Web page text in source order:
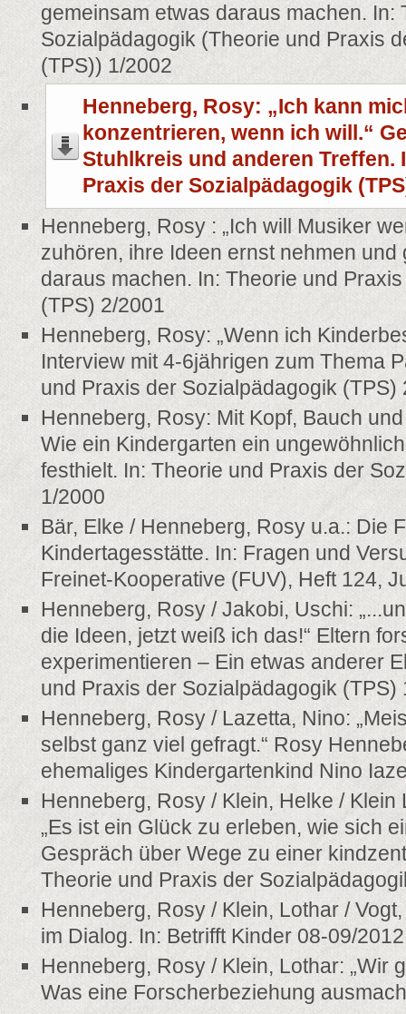
gemeinsam etwas daraus machen. In:
Sozialpädagogik (Theorie und Praxis
(TPS)) 1/2002
Henneberg, Rosy: „Ich kann
konzentrieren, wenn ich will.“
Stuhlkreis und anderen Treffen.
Praxis der Sozialpädagogik
Henneberg, Rosy : „Ich will Musiker
zuhören, ihre Ideen ernst nehmen und
daraus machen. In: Theorie und
(TPS) 2/2001
Henneberg, Rosy: „Wenn ich
Interview mit 4-6jährigen zum Thema
und Praxis der Sozialpädagogik (TPS)
Henneberg, Rosy: Mit Kopf, Bauch
Wie ein Kindergarten ein
festhielt. In: Theorie und Praxis der
1/2000
Bär, Elke / Henneberg, Rosy u.a.: Die
Kindertagesstätte. In: Fragen und
Freinet-Kooperative (FUV), Heft 124,
Henneberg, Rosy / Jakobi, Uschi:
die Ideen, jetzt weiß ich das!“ Eltern
experimentieren – Ein etwas anderer
und Praxis der Sozialpädagogik (TPS)
Henneberg, Rosy / Lazetta, Nino:
selbst ganz viel gefragt.“ Rosy
ehemaliges Kindergartenkind Nino
Henneberg, Rosy / Klein, Helke / Klein
„Es ist ein Glück zu erleben, wie sich
Gespräch über Wege zu einer
Theorie und Praxis der
Henneberg, Rosy / Klein, Lothar /
im Dialog. In: Betrifft Kinder 08-09/2012
Henneberg, Rosy / Klein, Lothar: „Wir
Was eine Forscherbeziehung